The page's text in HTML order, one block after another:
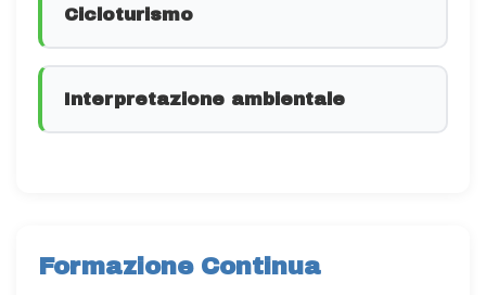
Cicloturismo
Interpretazione ambientale
Formazione Continua